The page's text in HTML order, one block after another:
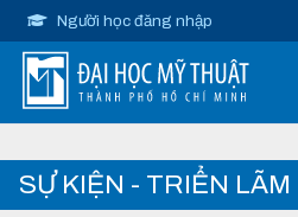
Người học đăng nhập
SỰ KIỆN - TRIỂN LÃM